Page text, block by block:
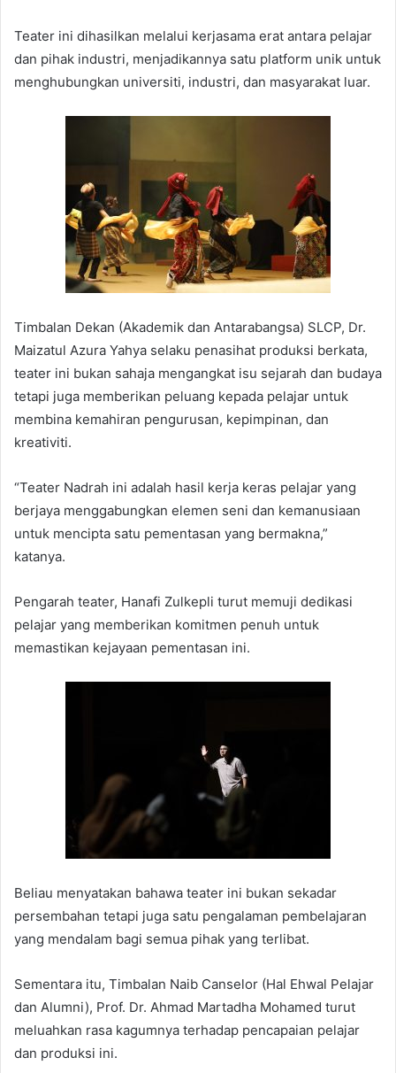
Teater ini dihasilkan melalui kerjasama erat antara pelajar
dan pihak industri, menjadikannya satu platform unik untuk
menghubungkan universiti, industri, dan masyarakat luar.
Timbalan Dekan (Akademik dan Antarabangsa) SLCP, Dr.
Maizatul Azura Yahya selaku penasihat produksi berkata,
teater ini bukan sahaja mengangkat isu sejarah dan budaya
tetapi juga memberikan peluang kepada pelajar untuk
membina kemahiran pengurusan, kepimpinan, dan
kreativiti.
“Teater Nadrah ini adalah hasil kerja keras pelajar yang
berjaya menggabungkan elemen seni dan kemanusiaan
untuk mencipta satu pementasan yang bermakna,”
katanya.
Pengarah teater, Hanafi Zulkepli turut memuji dedikasi
pelajar yang memberikan komitmen penuh untuk
memastikan kejayaan pementasan ini.
Beliau menyatakan bahawa teater ini bukan sekadar
persembahan tetapi juga satu pengalaman pembelajaran
yang mendalam bagi semua pihak yang terlibat.
Sementara itu, Timbalan Naib Canselor (Hal Ehwal Pelajar
dan Alumni), Prof. Dr. Ahmad Martadha Mohamed turut
meluahkan rasa kagumnya terhadap pencapaian pelajar
dan produksi ini.